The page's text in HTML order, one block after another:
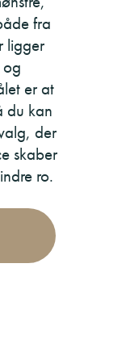
fra
ligger
er at
du kan
der
skaber
ro.